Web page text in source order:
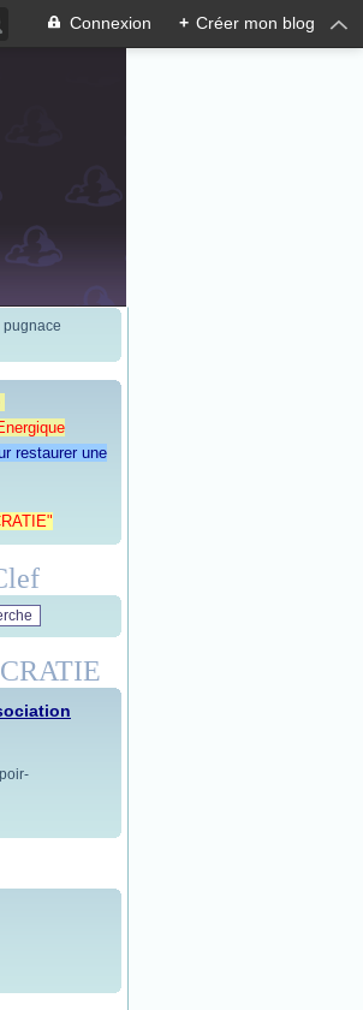
Connexion + Créer mon blog
pugnace
restaurer une